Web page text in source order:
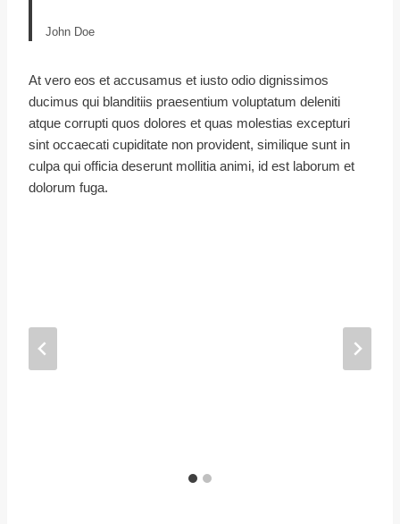
John Doe
At vero eos et accusamus et iusto odio dignissimos
ducimus qui blanditiis praesentium voluptatum deleniti
atque corrupti quos dolores et quas molestias excepturi
sint occaecati cupiditate non provident, similique sunt in
culpa qui officia deserunt mollitia animi, id est laborum et
dolorum fuga.